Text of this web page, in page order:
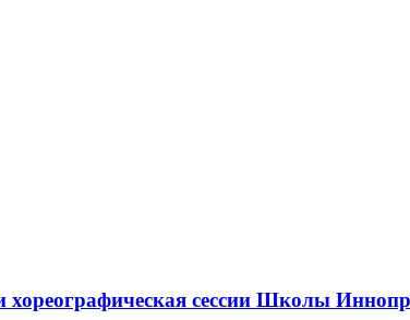
хореографическая сессии Школы